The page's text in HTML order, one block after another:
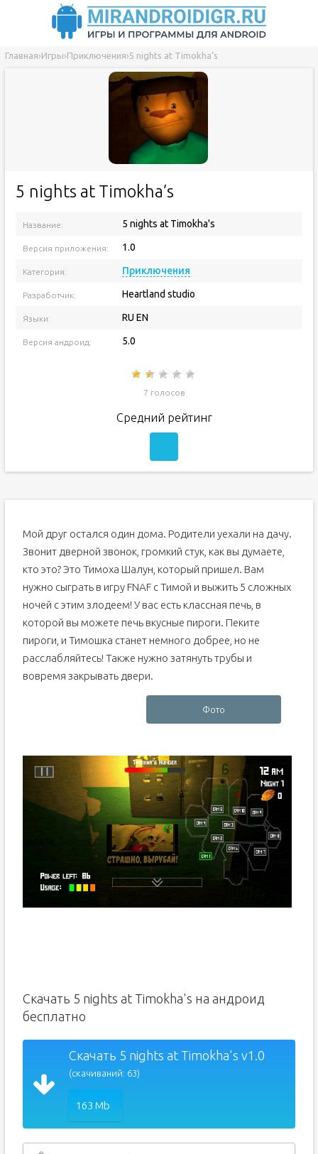
Главная›Игры›Приключения›5 nights at Timokha’s
5 nights at Timokha’s
Название: 5 nights at Timokha's
Версия приложения: 1.0
Категория: Приключения
Разработчик: Heartland studio
Языки: RU EN
Версия андроид: 5.0
7 голосов
Средний рейтинг
Мой друг остался один дома. Родители уехали на дачу.
Звонит дверной звонок, громкий стук, как вы думаете,
кто это? Это Тимоха Шалун, который пришел. Вам
нужно сыграть в игру FNAF с Тимой и выжить 5 сложных
ночей с этим злодеем! У вас есть классная печь, в
которой вы можете печь вкусные пироги. Пеките
пироги, и Тимошка станет немного добрее, но не
расслабляйтесь! Также нужно затянуть трубы и
вовремя закрывать двери.
Фото
Скачать 5 nights at Timokha's на андроид
бесплатно
Скачать 5 nights at Timokha's v1.0
(скачиваний: 63)
163 Mb